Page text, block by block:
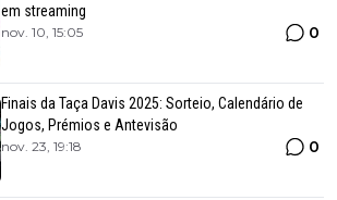
em streaming
nov. 10, 15:05 0
Finais da Taça Davis 2025: Sorteio, Calendário de
Jogos, Prémios e Antevisão
nov. 23, 19:18 0